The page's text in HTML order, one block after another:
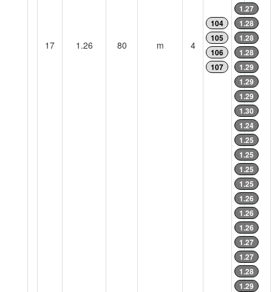
17 1.26 80 m 4
104
105
106
107
1.27
1.28
1.28
1.28
1.29
1.29
1.29
1.30
1.24
1.25
1.25
1.25
1.25
1.26
1.26
1.26
1.27
1.27
1.28
1.29